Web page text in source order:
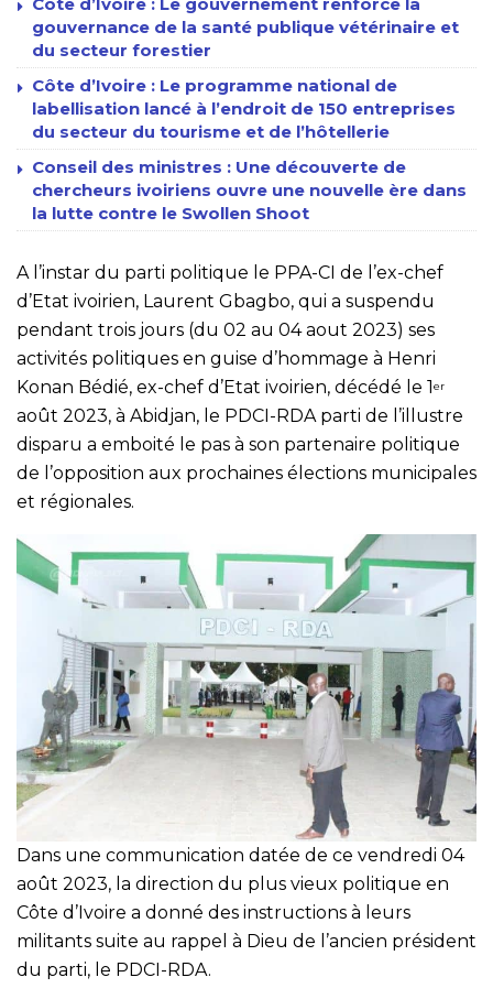
Côte d’Ivoire : Le gouvernement renforce la
gouvernance de la santé publique vétérinaire et
du secteur forestier
Côte d’Ivoire : Le programme national de
labellisation lancé à l’endroit de 150 entreprises
du secteur du tourisme et de l’hôtellerie
Conseil des ministres : Une découverte de
chercheurs ivoiriens ouvre une nouvelle ère dans
la lutte contre le Swollen Shoot
A l’instar du parti politique le PPA-CI de l’ex-chef
d’Etat ivoirien, Laurent Gbagbo, qui a suspendu
pendant trois jours (du 02 au 04 aout 2023) ses
activités politiques en guise d’hommage à Henri
Konan Bédié, ex-chef d’Etat ivoirien, décédé le 1 er
août 2023, à Abidjan, le PDCI-RDA parti de l’illustre
disparu a emboité le pas à son partenaire politique
de l’opposition aux prochaines élections municipales
et régionales.
Dans une communication datée de ce vendredi 04
août 2023, la direction du plus vieux politique en
Côte d’Ivoire a donné des instructions à leurs
militants suite au rappel à Dieu de l’ancien président
du parti, le PDCI-RDA.